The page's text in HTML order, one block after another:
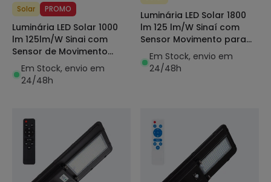
Solar PROMO
Luminária LED Solar 1000
lm 125lm/W Sinai com
Sensor de Movimento
para Iluminação Pública
Em Stock, envio em
24/48h
Luminária LED Solar 1800
lm 125 lm/W Sinaí com
Sensor Movimento para
Iluminação Pública
Em Stock, envio em
24/48h